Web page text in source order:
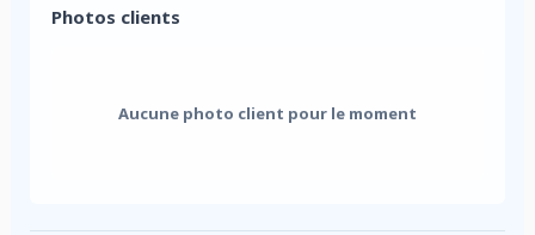
Photos clients
Aucune photo client pour le moment